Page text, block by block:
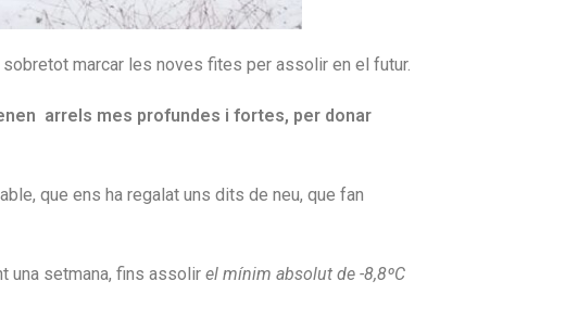
marcar les noves fites per assolir en el futur.
arrels mes profundes i fortes, per donar
que ens ha regalat uns dits de neu, que fan
una setmana, fins assolir el mínim absolut de -8,8ºC